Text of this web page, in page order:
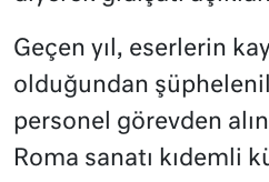
Geçen yıl, eserlerin
olduğundan
personel görevden
Roma sanatı kıdemli